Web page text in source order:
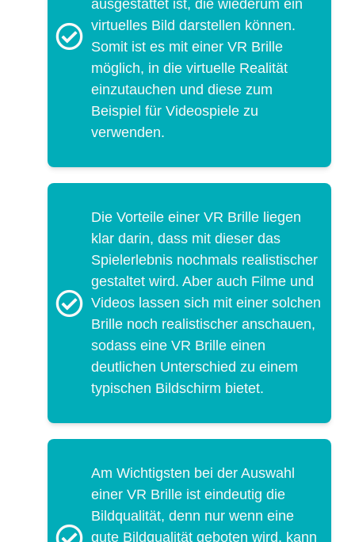
ausgestattet ist, die wiederum ein
virtuelles Bild darstellen können.
Somit ist es mit einer VR Brille
möglich, in die virtuelle Realität
einzutauchen und diese zum
Beispiel für Videospiele zu
verwenden.
Die Vorteile einer VR Brille liegen
klar darin, dass mit dieser das
Spielerlebnis nochmals realistischer
gestaltet wird. Aber auch Filme und
Videos lassen sich mit einer solchen
Brille noch realistischer anschauen,
sodass eine VR Brille einen
deutlichen Unterschied zu einem
typischen Bildschirm bietet.
Am Wichtigsten bei der Auswahl
einer VR Brille ist eindeutig die
Bildqualität, denn nur wenn eine
gute Bildqualität geboten wird, kann